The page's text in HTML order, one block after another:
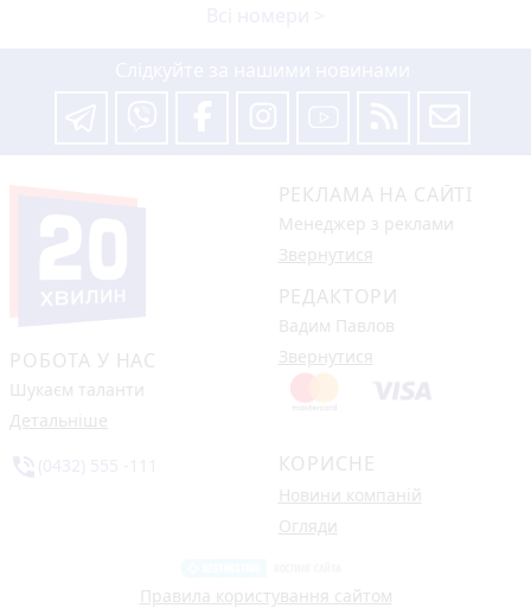
РОБОТА У НАС
Шукаєм таланти
Детальніше
РЕКЛАМА НА САЙТІ
Менеджер з реклами
Звернутися
РЕДАКТОРИ
Вадим Павлов
Звернутися
КОРИСНЕ
Новини компаній
Огляди
Правила користування сайтом